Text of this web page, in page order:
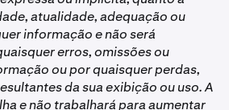
atualidade, adequação ou
informação e não será
erros, omissões ou
ou por quaisquer perdas,
da sua exibição ou uso. A
e não trabalhará para aumentar